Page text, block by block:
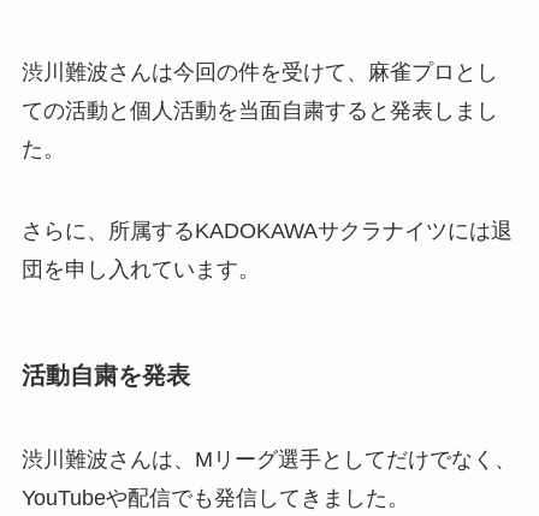
渋川難波さんは今回の件を受けて、麻雀プロとし
ての活動と個人活動を当面自粛すると発表しまし
た。
さらに、所属するKADOKAWAサクラナイツには退
団を申し入れています。
活動自粛を発表
渋川難波さんは、Mリーグ選手としてだけでなく、
YouTubeや配信でも発信してきました。